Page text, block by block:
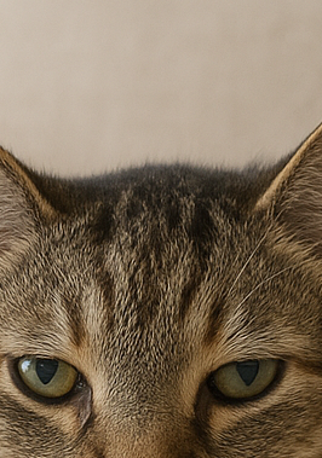
cani e gatti:
divano e letto con
e lavabile
per cani grandi:
a letto e